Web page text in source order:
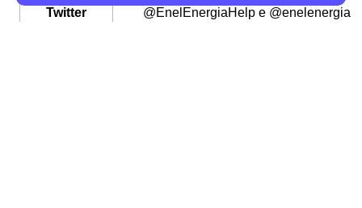
Twitter @EnelEnergiaHelp e @enelenergia